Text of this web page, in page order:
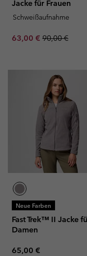
Jacke für Frauen
Schweißaufnahme
Sale price:
63,00 € Regular
90,00 €
Neue Farben
Fast Trek™ II Jacke
Damen
Regular price:
65,00 €